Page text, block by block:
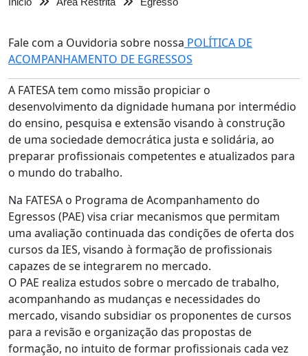
Fale com a Ouvidoria sobre nossa POLÍTICA DE
ACOMPANHAMENTO DE EGRESSOS
A FATESA tem como missão propiciar o
desenvolvimento da dignidade humana por intermédio
do ensino, pesquisa e extensão visando à construção
de uma sociedade democrática justa e solidária, ao
preparar profissionais competentes e atualizados para
o mundo do trabalho.
Na FATESA o Programa de Acompanhamento do
Egressos (PAE) visa criar mecanismos que permitam
uma avaliação continuada das condições de oferta dos
cursos da IES, visando à formação de profissionais
capazes de se integrarem no mercado.
O PAE realiza estudos sobre o mercado de trabalho,
acompanhando as mudanças e necessidades do
mercado, visando subsidiar os proponentes de cursos
para a revisão e organização das propostas de
formação, no intuito de formar profissionais cada vez